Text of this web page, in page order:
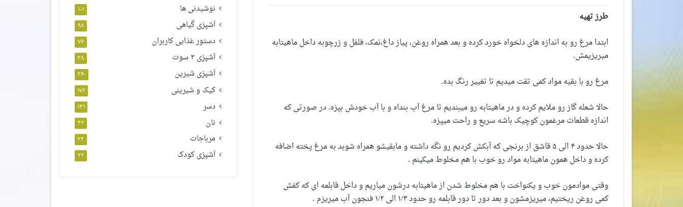
طرز تهیه
ابتدا مرغ رو به اندازه های دلخواه خورد کرده و بعد همراه روغن، پیاز داغ،نمک، فلفل و زرچوبه داخل ماهیتابه
میریزیمش.
مرغ رو با بقیه مواد کمی تقت میدیم تا تغییر رنگ بده.
حالا شعله گاز رو ملایم کرده و در ماهیتابه رو میبندیم تا مرغ آب بنداه و با آب خودش بپزه. در صورتی که
اندازه قطعات مرغمون کوچیک باشه سریع و راحت میپزه.
حالا حدود ۴ الی ۵ قاشق از برنجی که آبکش کردیم رو نگه داشته و مابقیشو همراه شوبد به مرغ پخته اضافه
کرده و داخل همون ماهیتابه مواد رو خوب با هم مخلوط میکینم .
وقتی موادمون خوب و یکنواخت با هم مخلوط شدن از ماهیتابه درشون میاریم و داخل قابلمه ای که کفش
کمی روغن ریختیم، میریزمشون و بعد دور تا دور قابلمه رو حدود ۱/۳ الی ۱/۲ فنجون آب میریزم .
نوشیدنی ها ۱۰۱
آشپزی گیاهی ۹۸
دستور غذایی کاربران ۷۶
آشپزی ۳ سوت ۳۸
آشپزی شیرین ۳۶۰
کیک و شیرینی ۱۷۲
دسر ۱۴۱
نان ۴۲
مرباجات ۲۴
آشپزی کودک ۲۲